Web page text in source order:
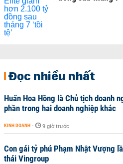
Đọc nhiều nhất
Huấn Hoa Hồng là Chủ tịch doanh
phần trong hai doanh nghiệp khác
KINH DOANH - 9 giờ trước
Con gái tỷ phú Phạm Nhật Vượng
thái Vingroup